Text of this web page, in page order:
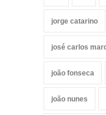
jorge catarino
josé carlos
joão fonseca
joão nunes